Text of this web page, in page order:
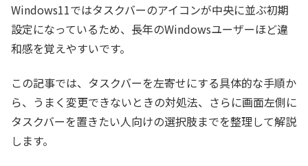
Windows11ではタスクバーのアイコンが中央に並ぶ初期
設定になっているため、長年のWindowsユーザーほど違
和感を覚えやすいです。
この記事では、タスクバーを左寄せにする具体的な手順か
ら、うまく変更できないときの対処法、さらに画面左側に
タスクバーを置きたい人向けの選択肢までを整理して解説
します。